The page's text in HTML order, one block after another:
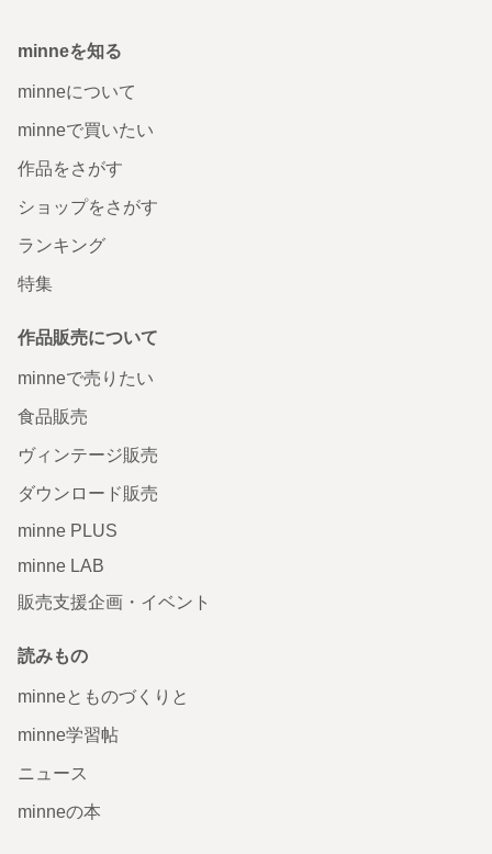
minneを知る
minneについて
minneで買いたい
作品をさがす
ショップをさがす
ランキング
特集
作品販売について
minneで売りたい
食品販売
ヴィンテージ販売
ダウンロード販売
minne PLUS
minne LAB
販売支援企画・イベント
読みもの
minneとものづくりと
minne学習帖
ニュース
minneの本